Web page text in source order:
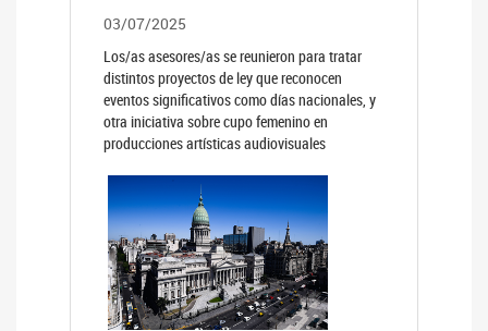
03/07/2025
Los/as asesores/as se reunieron para tratar
distintos proyectos de ley que reconocen
eventos significativos como días nacionales, y
otra iniciativa sobre cupo femenino en
producciones artísticas audiovisuales